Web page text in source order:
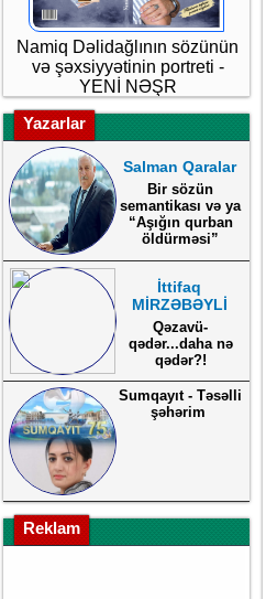
Namiq Dəlidağlının sözünün
və şəxsiyyətinin portreti -
YENİ NƏŞR
Yazarlar
Salman Qaralar
Bir sözün
semantikası və ya
“Aşığın qurban
öldürməsi”
İttifaq
MİRZƏBƏYLİ
Qəzavü-
qədər...daha nə
qədər?!
Sumqayıt - Təsəlli
şəhərim
Reklam